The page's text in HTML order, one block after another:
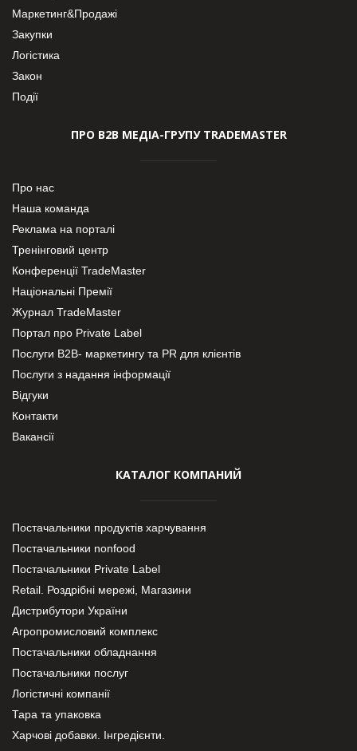
Маркетинг&Продажі
Закупки
Логістика
Закон
Події
ПРО В2В МЕДІА-ГРУПУ TRADEMASTER
Про нас
Наша команда
Реклама на порталі
Тренінговий центр
Конференції TradeMaster
Національні Премії
Журнал TradeMaster
Портал про Private Label
Послуги В2В- маркетингу та PR для клієнтів
Послуги з надання інформації
Відгуки
Контакти
Вакансії
КАТАЛОГ КОМПАНИЙ
Постачальники продуктів харчування
Постачальники nonfood
Постачальники Private Label
Retail. Роздрібні мережі, Магазини
Дистрибутори України
Агропромисловий комплекс
Постачальники обладнання
Постачальники послуг
Логістичні компанії
Тара та упаковка
Харчові добавки. Інгредієнти.